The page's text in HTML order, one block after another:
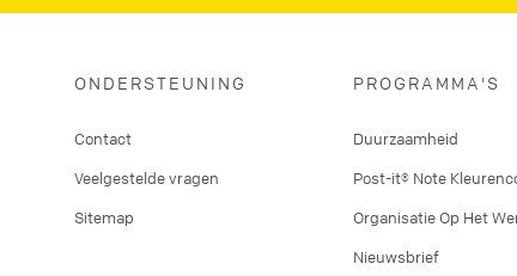
ONDERSTEUNING
Contact
Veelgestelde vragen
Sitemap
PROGRAMMA'S
Duurzaamheid
Post-it® Note
Organisatie Op Het
Nieuwsbrief